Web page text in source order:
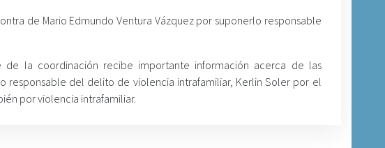
de Mario Edmundo Ventura Vázquez por suponerlo responsable
la coordinación recibe importante información acerca de las
responsable del delito de violencia intrafamiliar, Kerlin Soler por el
por violencia intrafamiliar.